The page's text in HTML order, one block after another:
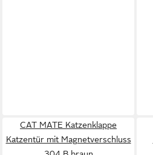
CAT MATE Katzenklappe
Katzentür mit Magnetverschluss